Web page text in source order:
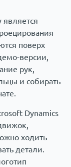
поверх
версии,
рук,
и собирать
Dynamics
ходить
детали.